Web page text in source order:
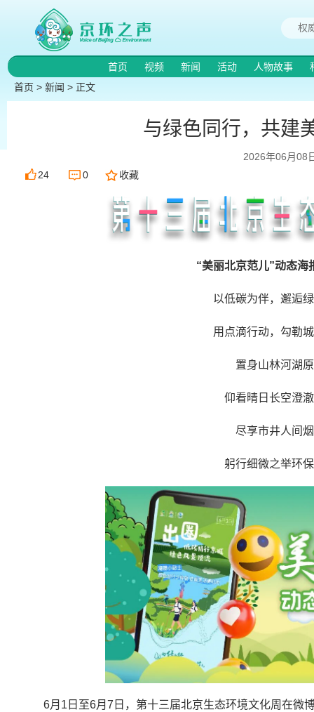
首页 视频 新闻 活动 人物故事
首页 > 新闻 > 正文
与绿色同行，共建
2026年06月08
24
0 收藏
“美丽北京范儿”动态海
以低碳为伴，邂逅
用点滴行动，勾勒
置身山林河湖
仰看晴日长空澄
尽享市井人间
躬行细微之举环
6月1日至6月7日，第十三届北京生态环境文化周在微